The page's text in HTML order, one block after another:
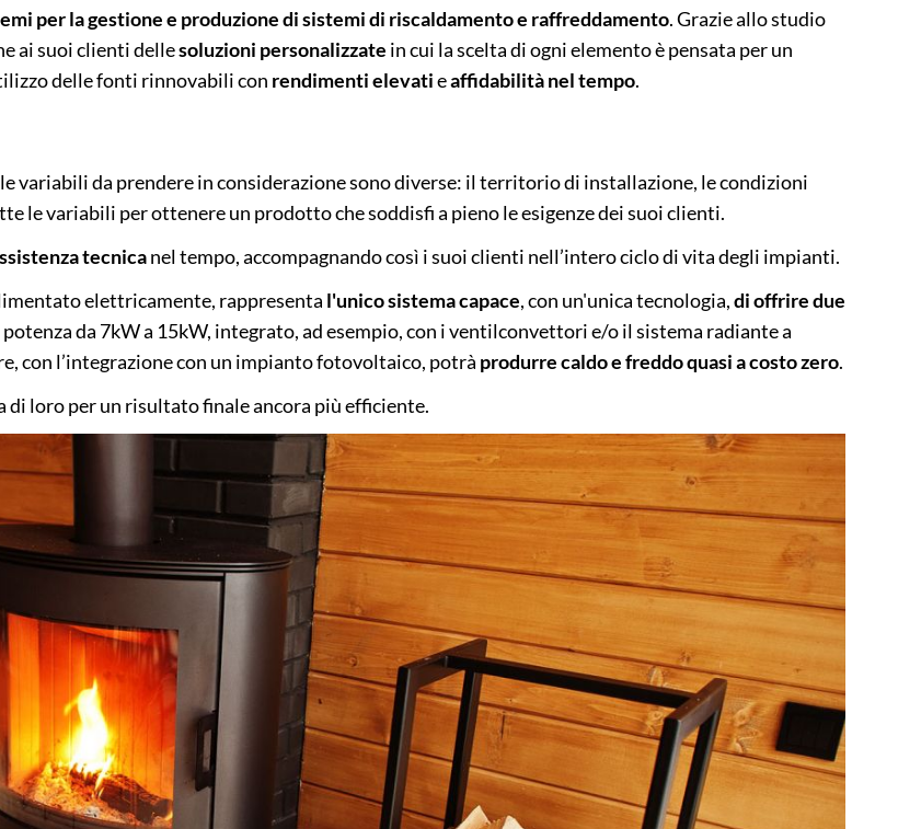
DI ENERGIA
CLIMATIZZAZIONE
CONTO TERMICO 3.0
CALDAIE A PELLET
per la gestione e produzione di sistemi di riscaldamento e raffreddamento. Grazie allo studio
ai suoi clienti dellesoluzioni personalizzate in cui la scelta di ogni elemento è pensata per un
delle fonti rinnovabili con rendimenti elevatieaffidabilità nel tempo.
variabili da prendere in considerazione sono diverse: il territorio di installazione, le condizioni
le variabili per ottenere un prodotto che soddisfi a pieno le esigenze dei suoi clienti.
tecnicanel tempo, accompagnando così i suoi clienti nell’intero ciclo di vita degli impianti.
elettricamente, rappresenta l'unico sistema capace, con un'unica tecnologia,di offrire due
potenza da 7kW a 15kW, integrato, ad esempio, con i ventilconvettori e/o il sistema radiante a
con l’integrazione con un impianto fotovoltaico, potrà produrre caldo e freddo quasi a costo zero.
loro per un risultato finale ancora più efficiente.